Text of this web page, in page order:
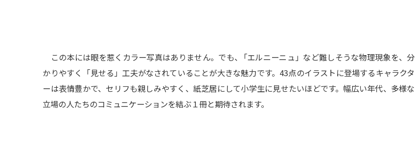
この本には眼を惹くカラー写真はありません。でも、 「エルニーニュ」など難しそうな物理現象を、分
かりやすく「見せる」工夫がなされていることが大きな魅力です。43点のイラストに登場するキャラクタ
ーは表情豊かで、セリフも親しみやすく、紙芝居にして小学生に見せたいほどです。幅広い年代、多様な
立場の人たちのコミュニケーションを結ぶ１冊と期待されます。